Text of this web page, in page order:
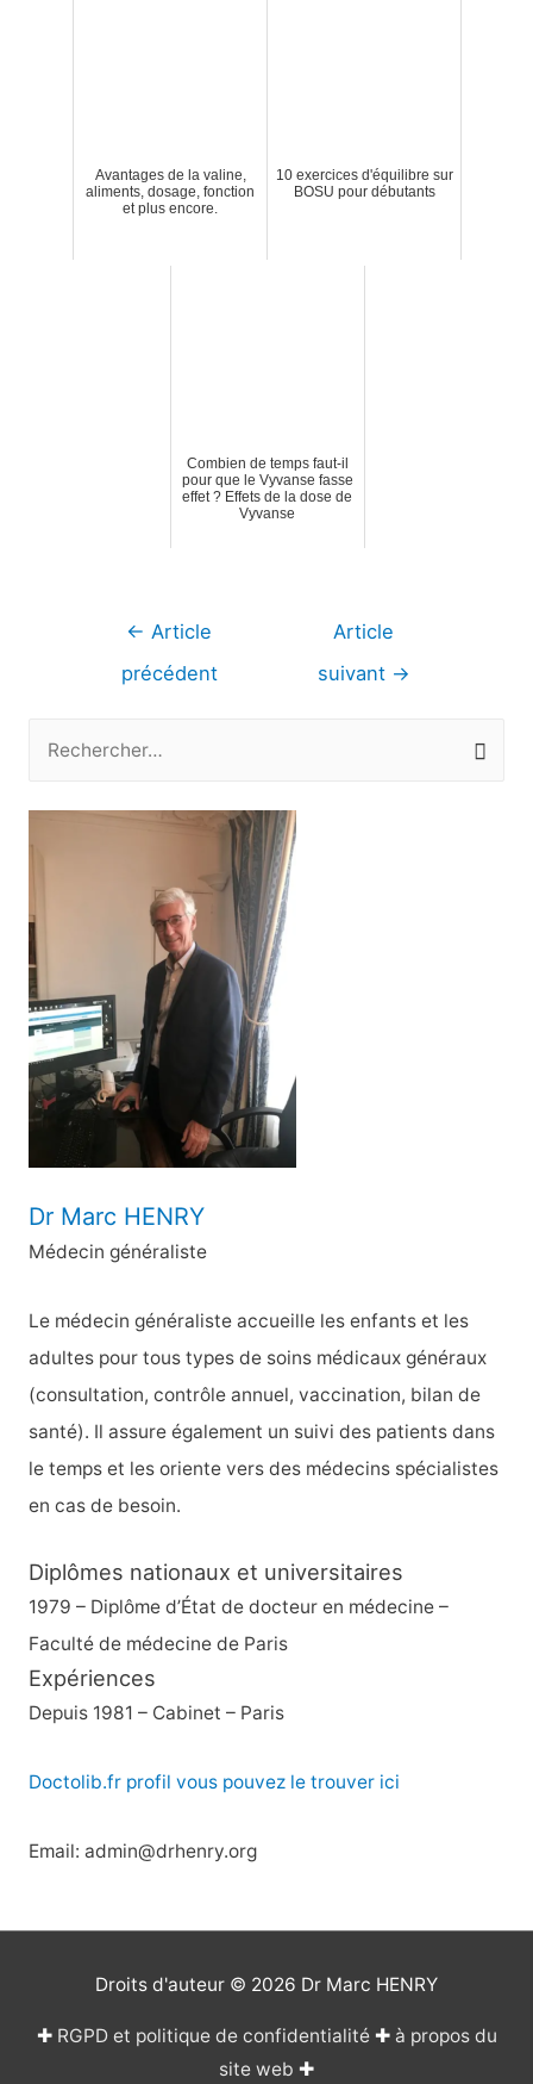
Avantages de la valine,
aliments, dosage, fonction
et plus encore.
10 exercices d'équilibre sur
BOSU pour débutants
Combien de temps faut-il
pour que le Vyvanse fasse
effet ? Effets de la dose de
Vyvanse
Navigation
← Article
précédent
Article
suivant →
c
h
r
c
h
e
r
Dr Marc HENRY
Médecin généraliste
Le médecin généraliste accueille les enfants et les
adultes pour tous types de soins médicaux généraux
(consultation, contrôle annuel, vaccination, bilan de
santé). Il assure également un suivi des patients dans
le temps et les oriente vers des médecins spécialistes
en cas de besoin.
Diplômes nationaux et universitaires
1979 – Diplôme d’État de docteur en médecine –
Faculté de médecine de Paris
Expériences
Depuis 1981 – Cabinet – Paris
Doctolib.fr profil vous pouvez le trouver ici
Email: admin@drhenry.org
Droits d'auteur © 2026 Dr Marc HENRY
✚ RGPD et politique de confidentialité✚ à propos du
site web ✚